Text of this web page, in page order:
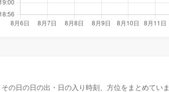
の日の日の出・日の入り時刻 、方位をまとめていま